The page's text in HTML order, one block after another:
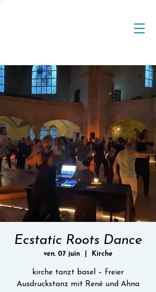
Ecstatic Roots Dance
ven. 07 juin Kirche
kirche tanzt basel – freier
Ausdruckstanz mit René und Ahna